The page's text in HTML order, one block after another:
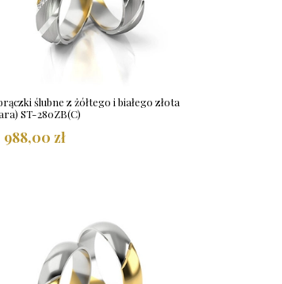
ślubne z żółtego i białego złota
ST-280ZB(C)
988,00 zł